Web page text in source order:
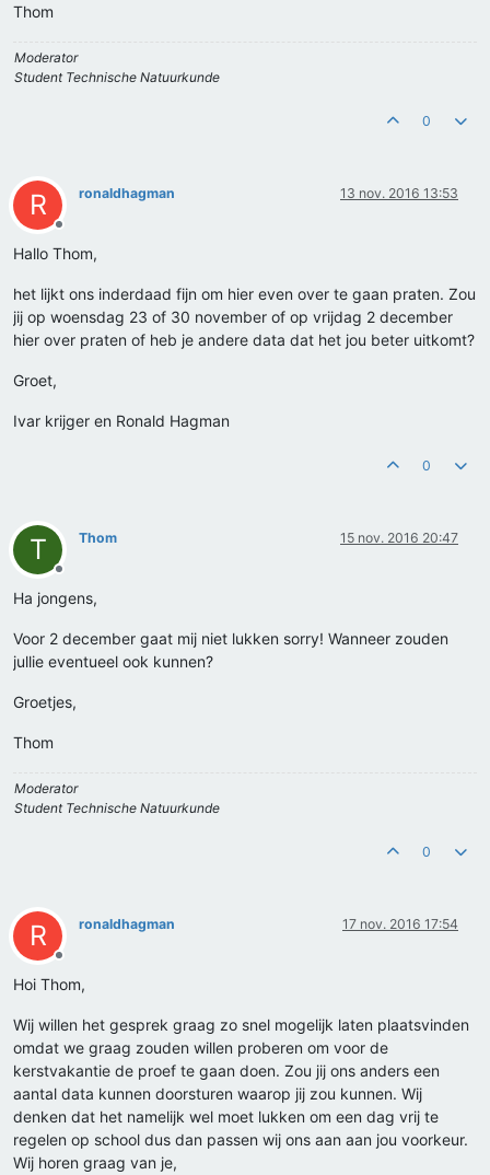
Thom
Moderator
Student Technische Natuurkunde
0
R
Offline
ronaldhagman 13 nov. 2016 13:53
Hallo Thom,
het lijkt ons inderdaad fijn om hier even over te gaan praten. Zou
jij op woensdag 23 of 30 november of op vrijdag 2 december
hier over praten of heb je andere data dat het jou beter uitkomt?
Groet,
Ivar krijger en Ronald Hagman
0
T
Offline
Thom 15 nov. 2016 20:47
Ha jongens,
Voor 2 december gaat mij niet lukken sorry! Wanneer zouden
jullie eventueel ook kunnen?
Groetjes,
Thom
Moderator
Student Technische Natuurkunde
0
R
Offline
ronaldhagman 17 nov. 2016 17:54
Hoi Thom,
Wij willen het gesprek graag zo snel mogelijk laten plaatsvinden
omdat we graag zouden willen proberen om voor de
kerstvakantie de proef te gaan doen. Zou jij ons anders een
aantal data kunnen doorsturen waarop jij zou kunnen. Wij
denken dat het namelijk wel moet lukken om een dag vrij te
regelen op school dus dan passen wij ons aan aan jou voorkeur.
Wij horen graag van je,